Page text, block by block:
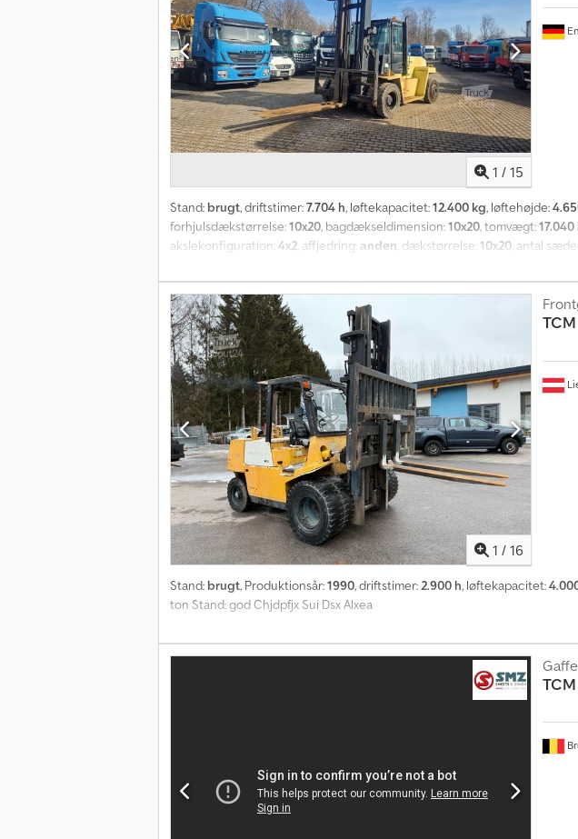
1 / 15
Stand: brugt, driftstimer:7.704 h, løftekapacitet:12.400 kg, løftehøjde:
forhjulsdækstørrelse:10x20, bagdækseldimension:10x20, tomvægt:17.040
akslekonfiguration:4x2, affjedring: anden, dækstørrelse:10x20, antal
engelsk / tysk - Registreringsservice, hovedeftersyn/HU/SP/UVV,
Trykluftbremse, køreklar, kabine, beskyttelsestag, servostyring, video
mm, løftehøjde 4650 mm, top stand Der tages forbehold for fejl og
1 / 16
TCM
Stand: brugt, Produktionsår:1990, driftstimer:2.900 h, løftekapacitet:
ton Stand: god Chjdpfjx Sui Dsx Alxea
TCM